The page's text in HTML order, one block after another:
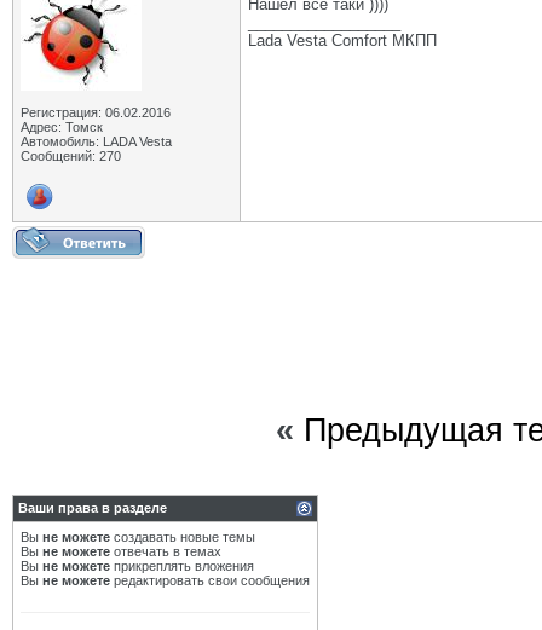
Регистрация: 06.02.2016
Адрес: Томск
Автомобиль: LADA Vesta
Сообщений: 270
Нашел все таки ))))
Lada Vesta Comfort МКПП
« Предыдущая
Ваши права в разделе
Вы не можете создавать новые темы
Вы не можете отвечать в темах
Вы не можете прикреплять вложения
Вы не можете редактировать свои сообщения